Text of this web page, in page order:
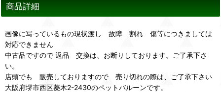
商品詳細
画像に写っているもの現状渡し 故障 割れ 傷等につきましては
対応できません
中古品ですので 返品 交換は、お断りしております。ご了承下さ
い。
店頭でも 販売しておりますので 売り切れの際は、ご了承下さい
大阪府堺市西区菱木2-2430のペットバルーンです。